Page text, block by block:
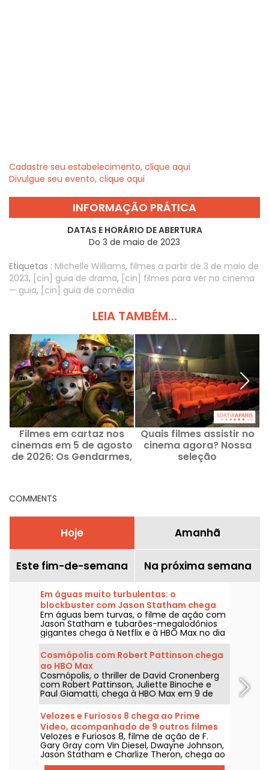
Cadastre seu estabelecimento, clique aqui
Divulgue seu evento, clique aqui
INFORMAÇÃO PRÁTICA
DATAS E HORÁRIO DE ABERTURA
Do 3 de maio de 2023
Etiquetas : Michelle Williams, filmes a partir de 3 de maio de
2023, [cin] guia de drama, [cin] filmes para ver no cinema
— guia, [cin] guia de comédia
LEIA TAMBÉM...
Filmes em cartaz nos
cinemas em 5 de agosto
de 2026: Os Gendarmes,
Quais filmes assistir no
cinema agora? Nossa
seleção
COMMENTS
Hoje Amanhã
Este fim-de-semana Na próxima semana
Em águas muito turbulentas: o
blockbuster com Jason Statham chega
na Netflix e na HBO Max
Em águas bem turvas, o filme de ação com
Jason Statham e tubarões-megalodônios
gigantes chega à Netflix e à HBO Max no dia
2 de agosto de 2026.
Cosmópolis com Robert Pattinson chega
ao HBO Max
Cosmópolis, o thriller de David Cronenberg
com Robert Pattinson, Juliette Binoche e
Paul Giamatti, chega à HBO Max em 9 de
agosto de 2026.
Velozes e Furiosos 8 chega ao Prime
Video, acompanhado de 9 outros filmes
da franquia
Velozes e Furiosos 8, filme de ação de F.
Gary Gray com Vin Diesel, Dwayne Johnson,
Jason Statham e Charlize Theron, chega ao
Prime Video em 1º de agosto de 2026.